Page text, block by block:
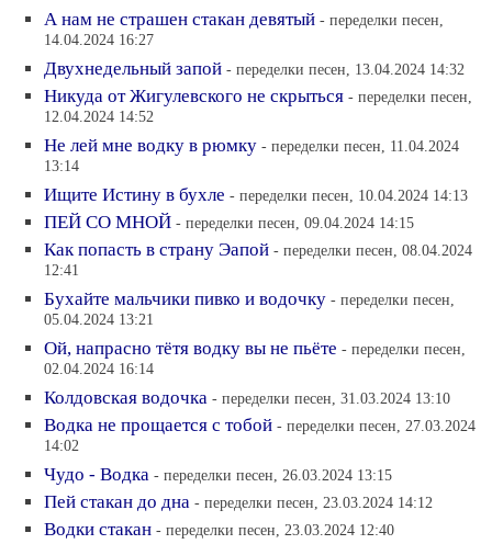
А нам не страшен стакан девятый - переделки песен,
14.04.2024 16:27
Двухнедельный запой - переделки песен, 13.04.2024 14:32
Никуда от Жигулевского не скрыться - переделки песен,
12.04.2024 14:52
Не лей мне водку в рюмку - переделки песен, 11.04.2024
13:14
Ищите Истину в бухле - переделки песен, 10.04.2024 14:13
ПЕЙ СО МНОЙ - переделки песен, 09.04.2024 14:15
Как попасть в страну Эапой - переделки песен, 08.04.2024
12:41
Бухайте мальчики пивко и водочку - переделки песен,
05.04.2024 13:21
Ой, напрасно тётя водку вы не пьёте - переделки песен,
02.04.2024 16:14
Колдовская водочка - переделки песен, 31.03.2024 13:10
Водка не прощается с тобой - переделки песен, 27.03.2024
14:02
Чудо - Водка - переделки песен, 26.03.2024 13:15
Пей стакан до дна - переделки песен, 23.03.2024 14:12
Водки стакан - переделки песен, 23.03.2024 12:40